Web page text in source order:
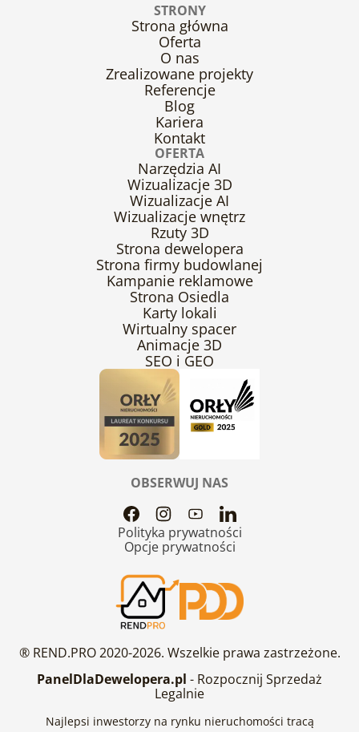
® REND.PRO 2020-2026. Wszelkie prawa zastrzeżone.
PanelDlaDewelopera.pl - Rozpocznij Sprzedaż
Legalnie
Najlepsi inwestorzy na rynku nieruchomości tracą
OBSERWUJ NAS
Polityka prywatności
Opcje prywatności
STRONY
Strona główna
Oferta
O nas
Zrealizowane projekty
Referencje
Blog
Kariera
Kontakt
OFERTA
Narzędzia AI
Wizualizacje 3D
Wizualizacje AI
Wizualizacje wnętrz
Rzuty 3D
Strona dewelopera
Strona firmy budowlanej
Kampanie reklamowe
Strona Osiedla
Karty lokali
Wirtualny spacer
Animacje 3D
SEO i GEO